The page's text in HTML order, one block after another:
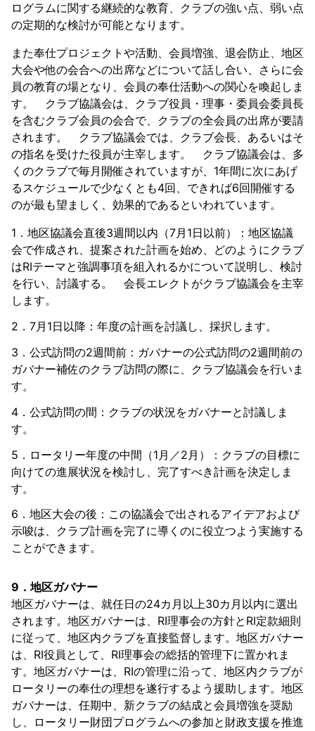
ログラムに関する継続的な教育、クラブの強い点、弱い点
の定期的な検討が可能となります。
また奉仕プロジェクトや活動、会員増強、退会防止、地区
大会や他の会合への出席などについて話し合い、さらに会
員の教育の場となり、会員の奉仕活動への関心を喚起しま
す。 クラブ協議会は、クラブ役員・理事・委員会委員長
を含むクラブ会員の会合で、クラブの全会員の出席が要請
されます。 クラブ協議会では、クラブ会長、あるいはそ
の指名を受けた役員が主宰します。 クラブ協議会は、多
くのクラブで毎月開催されていますが、1年間に次にあげ
るスケジュールで少なくとも4回、できれば6回開催する
のが最も望ましく、効果的であるといわれています。
1．地区協議会直後3週間以内（7月1日以前）：地区協議
会で作成され、提案された計画を始め、どのようにクラブ
はRIテーマと強調事項を組入れるかについて説明し、検討
を行い、討議する。 会長エレクトがクラブ協議会を主宰
します。
2．7月1日以降：年度の計画を討議し、採択します。
3．公式訪問の2週間前：ガバナーの公式訪問の2週間前の
ガバナー補佐のクラブ訪問の際に、クラブ協議会を行いま
す。
4．公式訪問の間：クラブの状況をガバナーと討議しま
す。
5．ロータリー年度の中間（1月／2月）：クラブの目標に
向けての進展状況を検討し、完了すべき計画を決定しま
す。
6．地区大会の後：この協議会で出されるアイデアおよび
示唆は、クラブ計画を完了に導くのに役立つよう実施する
ことができます。
9．地区ガバナー
地区ガバナーは、就任日の24カ月以上30カ月以内に選出
されます。地区ガバナーは、RI理事会の方針とRI定款細則
に従って、地区内クラブを直接監督します。地区ガバナー
は、RI役員として、RI理事会の総括的管理下に置かれま
す。地区ガバナーは、RIの管理に沿って、地区内クラブが
ロータリーの奉仕の理想を遂行するよう援助します。地区
ガバナーは、任期中、新クラブの結成と会員増強を奨励
し、ロータリー財団プログラムへの参加と財政支援を推進